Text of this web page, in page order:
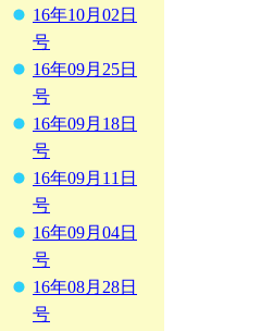
16年10月02日
号
16年09月25日
号
16年09月18日
号
16年09月11日
号
16年09月04日
号
16年08月28日
号